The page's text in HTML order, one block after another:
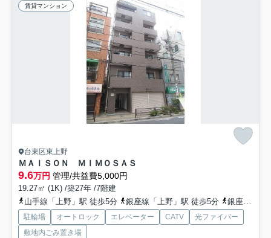
賃貸マンション
台東区東上野
ＭＡＩＳＯＮ ＭＩＭＯＳＡＳ
9.6万円 管理/共益費5,000円
19.27㎡ (1K) /築27年 /7階建
山手線「上野」駅 徒歩5分
銀座線「上野」駅 徒歩5分 銀座線「稲荷町」駅 徒歩5分
駐輪場 オートロック エレベーター CATV
光ファイバー
敷地内ごみ置き場